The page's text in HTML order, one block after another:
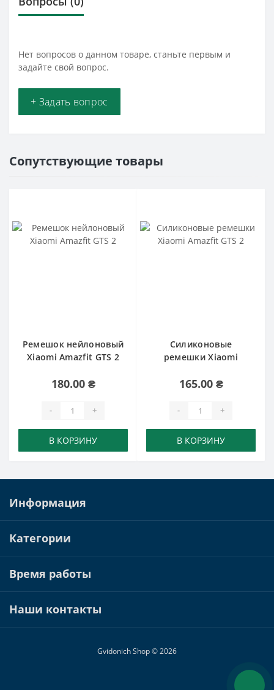
Нет вопросов о данном товаре, станьте первым и
задайте свой вопрос.
+ Задать вопрос
Сопутствующие товары
Ремешок нейлоновый
Xiaomi Amazfit GTS 2
180.00 ₴
- +
В КОРЗИНУ
Силиконовые
ремешки Xiaomi
165.00 ₴
- +
В КОРЗИНУ
Информация
Категории
Время работы
Наши контакты
Gvidonich Shop © 2026